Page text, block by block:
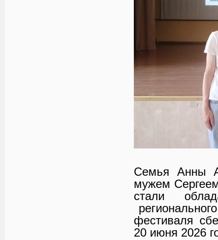
Семья Анны
мужем
стали
фестиваля
20 июня 2026